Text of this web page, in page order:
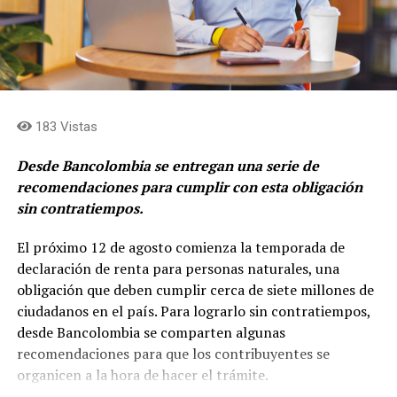
y en simplificar la estructura para consolidar el rol de
asignación de capital en cabeza de Grupo Argos y
concentrar el rol de gestión de activos y
levantamiento de capital en cabeza de Grupo Argos
Asset Management (Odinsa)»afirma, Juan Esteban
La hoja de ruta de ACE se apalanca en tres pilares:
183 Vistas
Desde Bancolombia se entregan una serie de
recomendaciones para cumplir con esta obligación
sin contratiempos.
El próximo 12 de agosto comienza la temporada de
declaración de renta para personas naturales, una
obligación que deben cumplir cerca de siete millones de
ciudadanos en el país. Para lograrlo sin contratiempos,
desde Bancolombia se comparten algunas
recomendaciones para que los contribuyentes se
organicen a la hora de hacer el trámite.